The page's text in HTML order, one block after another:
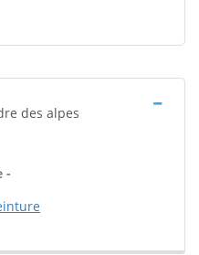
des alpes
-